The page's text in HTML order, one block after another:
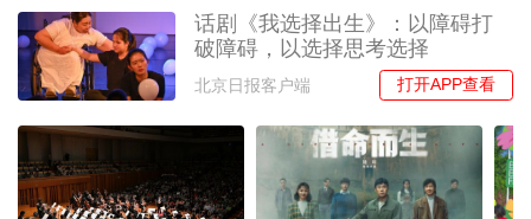
话剧《我选择出生》：以障碍打
破障碍，以选择思考选择
北京日报客户端 打开APP查看